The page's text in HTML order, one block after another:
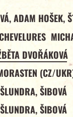
ADAM HOŠEK,
DVOŘÁKOVÁ
(CZ/
ŠIBOVÁ
ŠIBOVÁ